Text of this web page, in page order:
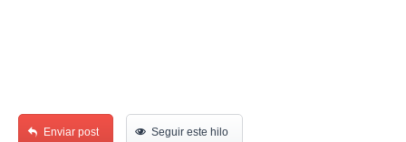
Enviar post Seguir este hilo